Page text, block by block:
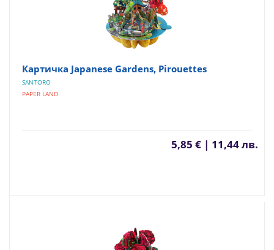
Картичка Japanese Gardens, Pirouettes
SANTORO
PAPER LAND
5,85 € | 11,44 лв.